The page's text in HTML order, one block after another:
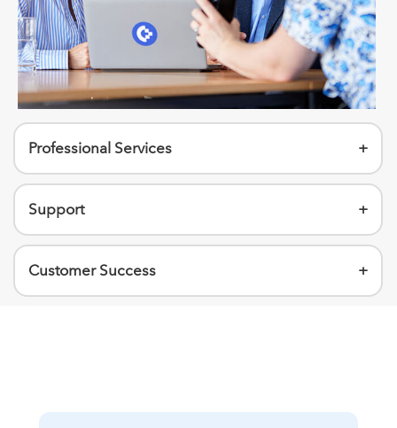
Professional Services +
Support +
Customer Success +